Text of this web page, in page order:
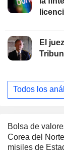
El
Todos los
Bolsa de
Corea del
misiles de